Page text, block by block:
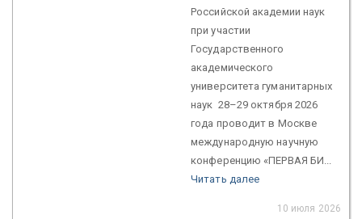
Российской академии наук
при участии
Государственного
академического
университета гуманитарных
наук 28–29 октября 2026
года проводит в Москве
международную научную
конференцию «ПЕРВАЯ БИ...
Читать далее
10 июля 2026